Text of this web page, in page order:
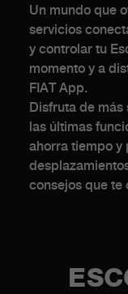
Un mundo que
servicios
y controlar tu
momento y a
FIAT App.
Disfruta de más
las últimas
ahorra tiempo y
consejos que te